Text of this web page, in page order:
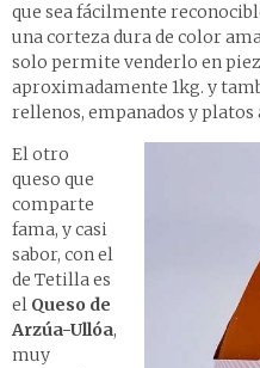
que sea fácilmente
una corteza dura de color
solo permite venderlo en
aproximadamente 1kg. y
rellenos, empanados y platos
El otro
queso que
comparte
fama, y casi
sabor, con el
de Tetilla es
el Queso de
Arzúa-Ullóa,
muy